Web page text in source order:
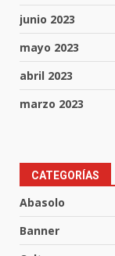
junio 2023
mayo 2023
abril 2023
marzo 2023
CATEGORÍAS
Abasolo
Banner
3